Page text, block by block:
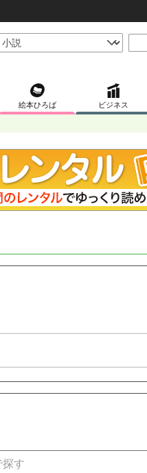
絵本ひろば ビジネス